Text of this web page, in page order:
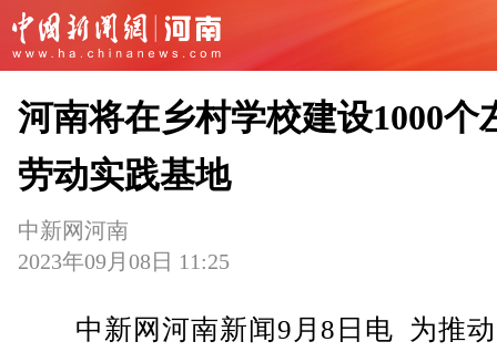
河南将在乡村学校建设1000个
劳动实践基地
中新网河南
2023年09月08日 11:25
中新网河南新闻9月8日电 为推动